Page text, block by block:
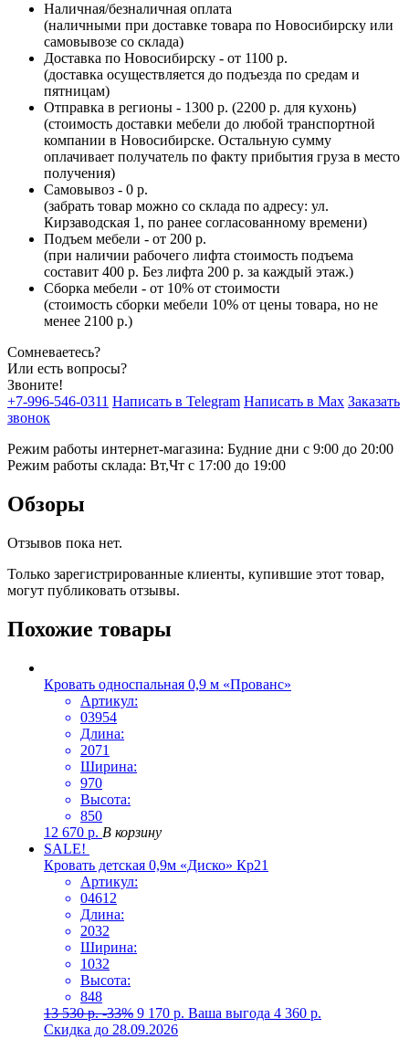
Наличная/безналичная оплата
(наличными при доставке товара по Новосибирску или
самовывозе со склада)
Доставка по Новосибирску - от 1100 р.
(доставка осуществляется до подъезда по средам и
пятницам)
Отправка в регионы - 1300 р. (2200 р. для кухонь)
(стоимость доставки мебели до любой транспортной
компании в Новосибирске. Остальную сумму
оплачивает получатель по факту прибытия груза в место
получения)
Самовывоз - 0 р.
(забрать товар можно со склада по адресу: ул.
Кирзаводская 1, по ранее согласованному времени)
Подъем мебели - от 200 р.
(при наличии рабочего лифта стоимость подъема
составит 400 р. Без лифта 200 р. за каждый этаж.)
Сборка мебели - от 10% от стоимости
(стоимость сборки мебели 10% от цены товара, но не
менее 2100 р.)
Сомневаетесь?
Или есть вопросы?
Звоните!
+7-996-546-0311 Написать в Telegram Написать в Max Заказать
звонок
Режим работы интернет-магазина: Будние дни с 9:00 до 20:00
Режим работы склада: Вт,Чт с 17:00 до 19:00
Обзоры
Отзывов пока нет.
Только зарегистрированные клиенты, купившие этот товар,
могут публиковать отзывы.
Похожие товары
Кровать односпальная 0,9 м «Прованс»
Артикул:
03954
Длина:
2071
Ширина:
970
Высота:
850
12 670 р. В корзину
SALE!
Кровать детская 0,9м «Диско» Кр21
Артикул:
04612
Длина:
2032
Ширина:
1032
Высота:
848
13 530р. -33% 9 170 р. Ваша выгода 4 360 р.
Скидка до 28.09.2026